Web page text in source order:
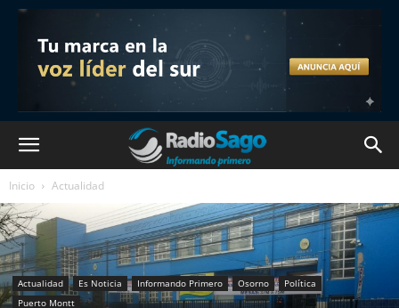
Inicio Actualidad
Actualidad Es Noticia Informando Primero Osorno
Política
Puerto Montt